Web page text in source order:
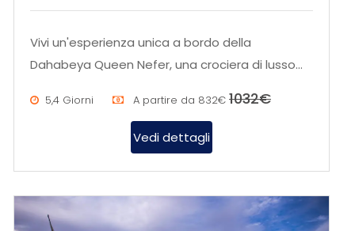
Vivi un'esperienza unica a bordo della
Dahabeya Queen Nefer, una crociera di lusso
5,4 Giorni A partire da 832€ 1032€
Vedi dettagli